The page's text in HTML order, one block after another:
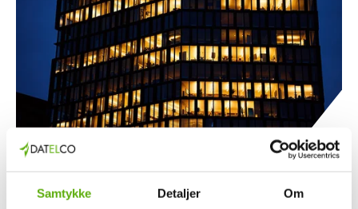
Samtykke Detaljer Om
01.12.2025